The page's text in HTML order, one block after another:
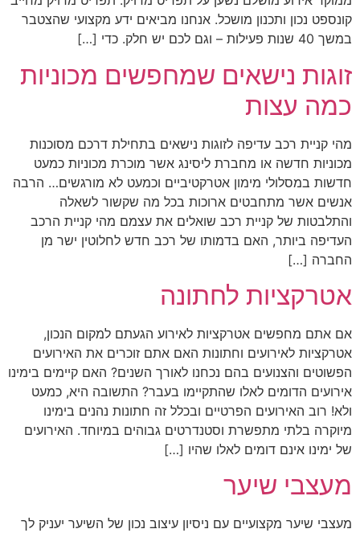
קונספט נכון ותכנון מושכל. אנחנו מביאים ידע מקצועי שהצטבר
במשך 40 שנות פעילות – וגם לכם יש חלק. כדי […]
זוגות נישאים שמחפשים מכוניות
כמה עצות
מהי קניית רכב עדיפה לזוגות נישאים בתחילת דרכם מסוכנות
מכוניות חדשה או מחברת ליסינג אשר מוכרת מכוניות כמעט
חדשות במסלולי מימון אטרקטיביים וכמעט לא מורגשים… הרבה
אנשים אשר מתחבטים ארוכות בכל מה שקשור לשאלה
והתלבטות של קניית רכב שואלים את עצמם מהי קניית הרכב
העדיפה ביותר, האם בדמותו של רכב חדש לחלוטין ישר מן
החברה […]
אטרקציות לחתונה
אם אתם מחפשים אטרקציות לאירוע הגעתם למקום הנכון,
אטרקציות לאירועים וחתונות האם אתם זוכרים את האירועים
הפשוטים והצנועים בהם נכחנו לאורך השנים? האם קיימים בימינו
אירועים הדומים לאלו שהתקיימו בעבר? התשובה היא, כמעט
ולא! רוב האירועים הפרטיים ובכלל זה חתונות נהנים בימינו
מיוקרה בלתי מתפשרת וסטנדרטים גבוהים במיוחד. האירועים
של ימינו אינם דומים לאלו שהיו […]
מעצבי שיער
מעצבי שיער מקצועיים עם ניסיון עיצוב נכון של השיער יעניק לך